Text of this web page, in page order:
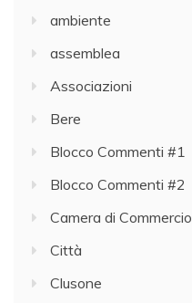
ambiente
assemblea
Associazioni
Bere
Blocco Commenti #1
Blocco Commenti #2
Camera di Commercio
Città
Clusone